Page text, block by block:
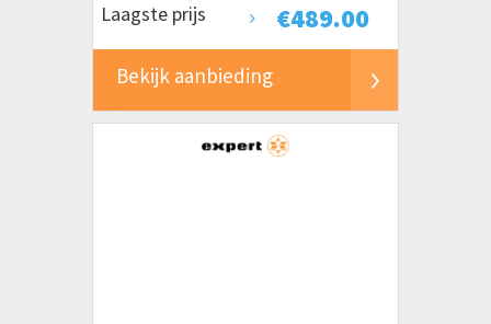
€489.00
Laagste prijs
Bekijk aanbieding